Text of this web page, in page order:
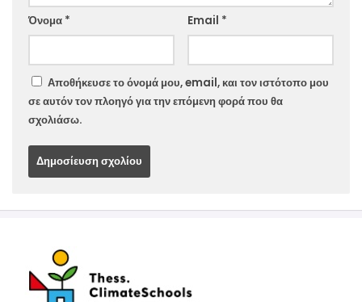
Όνομα * Email *
Website
Αποθήκευσε το όνομά μου, email, και τον ιστότοπο μου
σε αυτόν τον πλοηγό για την επόμενη φορά που θα
σχολιάσω.